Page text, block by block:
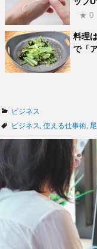
★ 0
料理
で「
カ
テ
ビジネス
タ
ビジネス 使える仕事術